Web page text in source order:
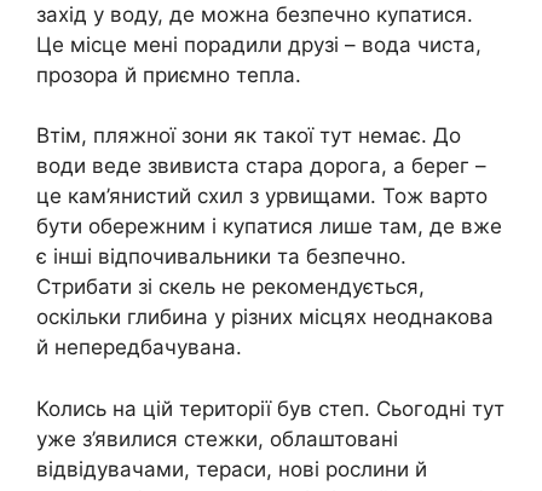
захід у воду, де можна безпечно купатися.
Це місце мені порадили друзі – вода чиста,
прозора й приємно тепла.
Втім, пляжної зони як такої тут немає. До
води веде звивиста стара дорога, а берег –
це кам’янистий схил з урвищами. Тож варто
бути обережним і купатися лише там, де вже
є інші відпочивальники та безпечно.
Стрибати зі скель не рекомендується,
оскільки глибина у різних місцях неоднакова
й непередбачувана.
Колись на цій території був степ. Сьогодні тут
уже з’явилися стежки, облаштовані
відвідувачами, тераси, нові рослини й